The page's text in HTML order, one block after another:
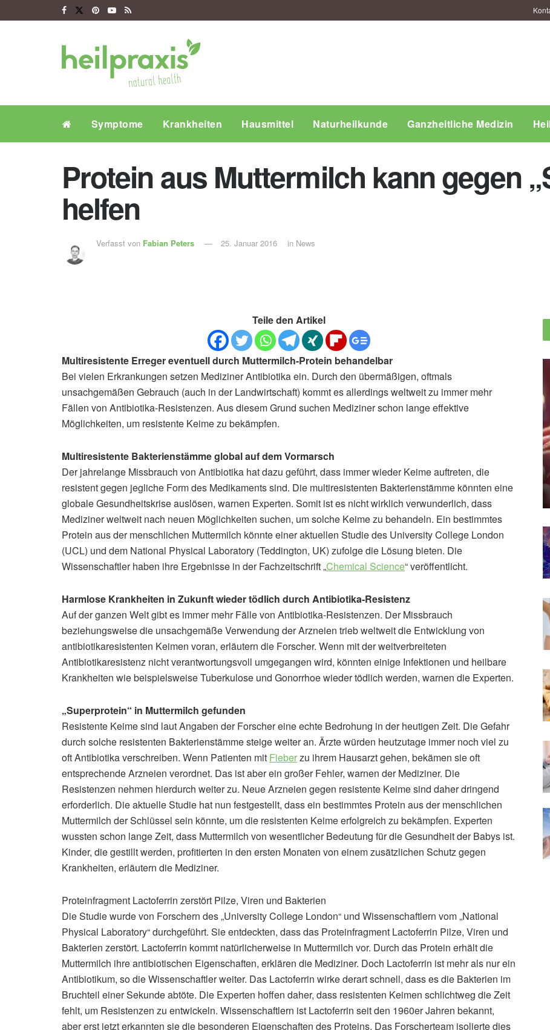
Symptome Krankheiten Hausmittel Naturheilkunde Ganzheitliche Medizin
Protein aus Muttermilch kann gegen
helfen
Verfasst von Fabian Peters 25. Januar 2016 in News
Teile den Artikel
Multiresistente Erreger eventuell durch Muttermilch-Protein behandelbar
Bei vielen Erkrankungen setzen Mediziner Antibiotika ein. Durch den übermäßigen, oftmals
unsachgemäßen Gebrauch (auch in der Landwirtschaft) kommt es allerdings weltweit zu immer mehr
Fällen von Antibiotika-Resistenzen. Aus diesem Grund suchen Mediziner schon lange effektive
Möglichkeiten, um resistente Keime zu bekämpfen.
Multiresistente Bakterienstämme global auf dem Vormarsch
Der jahrelange Missbrauch von Antibiotika hat dazu geführt, dass immer wieder Keime auftreten, die
resistent gegen jegliche Form des Medikaments sind. Die multiresistenten Bakterienstämme könnten eine
globale Gesundheitskrise auslösen, warnen Experten. Somit ist es nicht wirklich verwunderlich, dass
Mediziner weltweit nach neuen Möglichkeiten suchen, um solche Keime zu behandeln. Ein bestimmtes
Protein aus der menschlichen Muttermilch könnte einer aktuellen Studie des University College London
(UCL) und dem National Physical Laboratory (Teddington, UK) zufolge die Lösung bieten. Die
Wissenschaftler haben ihre Ergebnisse in der Fachzeitschrift „Chemical Science“ veröffentlicht.
Harmlose Krankheiten in Zukunft wieder tödlich durch Antibiotika-Resistenz
Auf der ganzen Welt gibt es immer mehr Fälle von Antibiotika-Resistenzen. Der Missbrauch
beziehungsweise die unsachgemäße Verwendung der Arzneien trieb weltweit die Entwicklung von
antibiotikaresistenten Keimen voran, erläutern die Forscher. Wenn mit der weitverbreiteten
Antibiotikaresistenz nicht verantwortungsvoll umgegangen wird, könnten einige Infektionen und heilbare
Krankheiten wie beispielsweise Tuberkulose und Gonorrhoe wieder tödlich werden, warnen die Experten.
„Superprotein“ in Muttermilch gefunden
Resistente Keime sind laut Angaben der Forscher eine echte Bedrohung in der heutigen Zeit. Die Gefahr
durch solche resistenten Bakterienstämme steige weiter an. Ärzte würden heutzutage immer noch viel zu
oft Antibiotika verschreiben. Wenn Patienten mit Fieberzu ihrem Hausarzt gehen, bekämen sie oft
entsprechende Arzneien verordnet. Das ist aber ein großer Fehler, warnen der Mediziner. Die
Resistenzen nehmen hierdurch weiter zu. Neue Arzneien gegen resistente Keime sind daher dringend
erforderlich. Die aktuelle Studie hat nun festgestellt, dass ein bestimmtes Protein aus der menschlichen
Muttermilch der Schlüssel sein könnte, um die resistenten Keime erfolgreich zu bekämpfen. Experten
wussten schon lange Zeit, dass Muttermilch von wesentlicher Bedeutung für die Gesundheit der Babys ist.
Kinder, die gestillt werden, profitierten in den ersten Monaten von einem zusätzlichen Schutz gegen
Krankheiten, erläutern die Mediziner.
Proteinfragment Lactoferrin zerstört Pilze, Viren und Bakterien
Die Studie wurde von Forschern des „University College London“ und Wissenschaftlern vom „National
Physical Laboratory“ durchgeführt. Sie entdeckten, dass das Proteinfragment Lactoferrin Pilze, Viren und
Bakterien zerstört. Lactoferrin kommt natürlicherweise in Muttermilch vor. Durch das Protein erhält die
Muttermilch ihre antibiotischen Eigenschaften, erklären die Mediziner. Doch Lactoferrin ist mehr als nur ein
Antibiotikum, so die Wissenschaftler weiter. Das Lactoferrin wirke derart schnell, dass es die Bakterien im
Bruchteil einer Sekunde abtöte. Die Experten hoffen daher, dass resistenten Keimen schlichtweg die Zeit
fehlt, um Resistenzen zu entwickeln. Wissenschaftlern ist Lactoferrin seit den 1960er Jahren bekannt,
aber erst jetzt erkannten sie die besonderen Eigenschaften des Proteins. Das Forscherteam isolierte dies